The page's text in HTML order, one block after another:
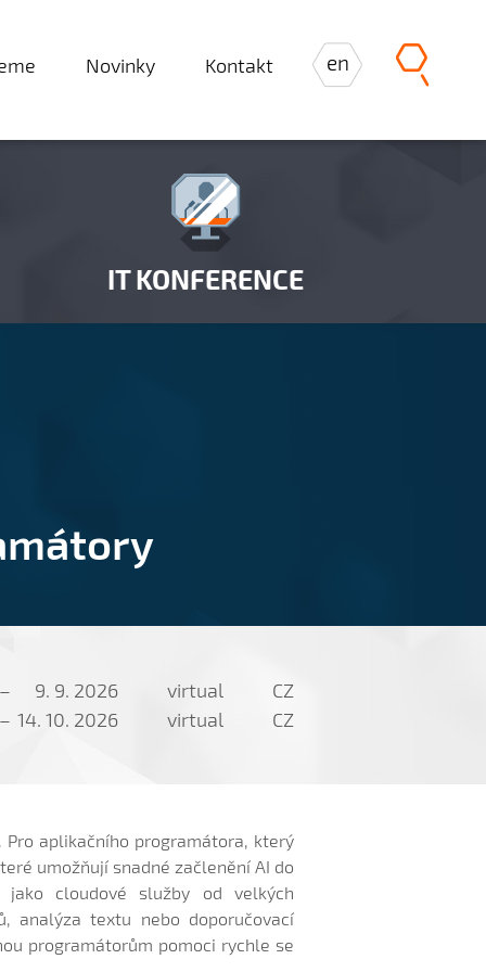
Novinky Kontakt en
IT KONFERENCE
9. 9. 2026 virtual
CZ
14. 10. 2026 virtual CZ
aplikačního programátora, který
umožňují snadné začlenění AI do
jako cloudové služby od velkých
analýza textu nebo doporučovací
programátorům pomoci rychle se